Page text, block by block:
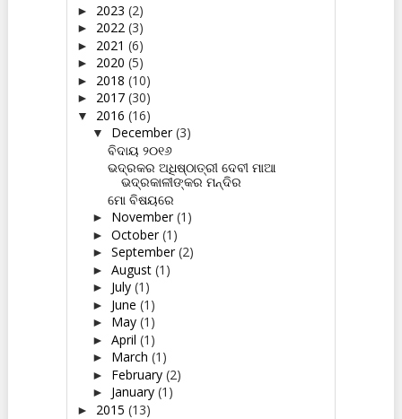
► 2023 (2)
► 2022 (3)
► 2021 (6)
► 2020 (5)
► 2018 (10)
► 2017 (30)
▼ 2016 (16)
▼ December(3)
ବିଦାୟ ୨୦୧୬
ଭଦ୍ରକର ଅଧିଷ୍ଠାତ୍ରୀ ଦେବୀ ମାଆ
ଭଦ୍ରକାଳୀଙ୍କର ମନ୍ଦିର
ମୋ ବିଷୟରେ
► November(1)
► October(1)
► September(2)
► August (1)
► July (1)
► June (1)
► May (1)
► April (1)
► March (1)
► February (2)
► January (1)
► 2015 (13)